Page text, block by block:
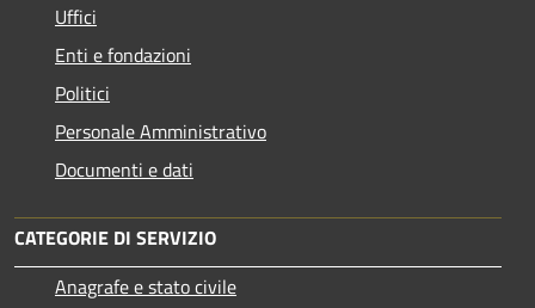
Uffici
Enti e fondazioni
Politici
Personale Amministrativo
Documenti e dati
CATEGORIE DI SERVIZIO
Anagrafe e stato civile